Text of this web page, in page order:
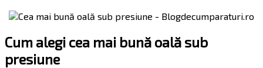
Cum alegi cea mai bună oală sub
presiune